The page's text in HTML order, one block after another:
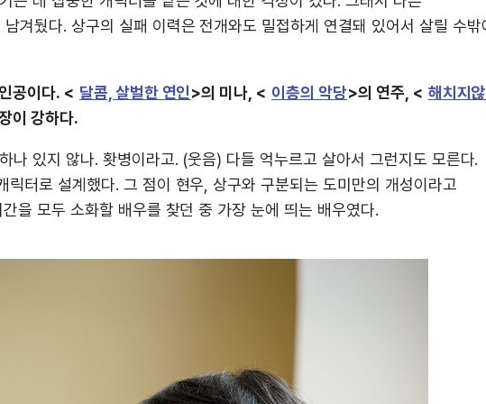
겨뒀다. 상구의 실패 이력은 전개와도 밀접하게 연결돼 있어서 살릴 수밖
공이다. < 달콤, 살벌한 연인>의 미나, < 이층의 악당>의 연주, < 해치지
이 강하다.
나 있지 않나. 홧병이라고. (웃음) 다들 억누르고 살아서 그런지도 모른다.
릭터로 설계했다. 그 점이 현우, 상구와 구분되는 도미만의 개성이라고
을 모두 소화할 배우를 찾던 중 가장 눈에 띄는 배우였다.